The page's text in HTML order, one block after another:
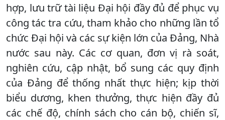
hợp, lưu trữ tài liệu Đại hội đầy đủ để phục vụ
công tác tra cứu, tham khảo cho những lần tổ
chức Đại hội và các sự kiện lớn của Đảng, Nhà
nước sau này. Các cơ quan, đơn vị rà soát,
nghiên cứu, cập nhật, bổ sung các quy định
của Đảng để thống nhất thực hiện; kịp thời
biểu dương, khen thưởng, thực hiện đầy đủ
các chế độ, chính sách cho cán bộ, chiến sĩ,